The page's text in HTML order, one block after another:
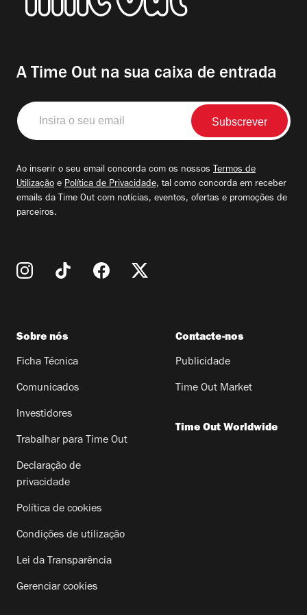
A Time Out na sua caixa de entrada
Insira
o
seu
Ao inserir o seu email concorda com os nossos Termos de
Utilização e Política de Privacidade, tal como concorda em receber
emails da Time Out com notícias, eventos, ofertas e promoções de
parceiros.
Sobre nós
Ficha Técnica
Comunicados
Investidores
Trabalhar para Time Out
Declaração de
privacidade
Política de cookies
Condições de utilização
Lei da Transparência
Gerenciar cookies
Contacte-nos
Publicidade
Time Out Market
Time Out Worldwide